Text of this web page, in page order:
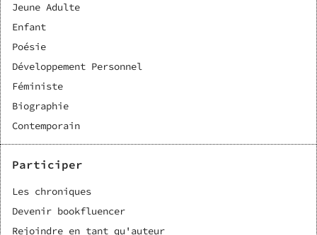
Jeune Adulte
Enfant
Poésie
Développement Personnel
Féministe
Biographie
Contemporain
Participer
Les chroniques
Devenir bookfluencer
Rejoindre en tant qu'auteur